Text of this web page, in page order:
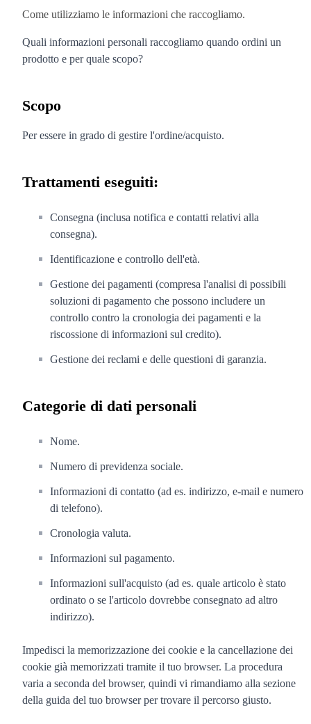
Come utilizziamo le informazioni che raccogliamo.
Quali informazioni personali raccogliamo quando ordini un
prodotto e per quale scopo?
Scopo
Per essere in grado di gestire l'ordine/acquisto.
Trattamenti eseguiti:
Consegna (inclusa notifica e contatti relativi alla
consegna).
Identificazione e controllo dell'età.
Gestione dei pagamenti (compresa l'analisi di possibili
soluzioni di pagamento che possono includere un
controllo contro la cronologia dei pagamenti e la
riscossione di informazioni sul credito).
Gestione dei reclami e delle questioni di garanzia.
Categorie di dati personali
Nome.
Numero di previdenza sociale.
Informazioni di contatto (ad es. indirizzo, e-mail e numero
di telefono).
Cronologia valuta.
Informazioni sul pagamento.
Informazioni sull'acquisto (ad es. quale articolo è stato
ordinato o se l'articolo dovrebbe consegnato ad altro
indirizzo).
Impedisci la memorizzazione dei cookie e la cancellazione dei
cookie già memorizzati tramite il tuo browser. La procedura
varia a seconda del browser, quindi vi rimandiamo alla sezione
della guida del tuo browser per trovare il percorso giusto.